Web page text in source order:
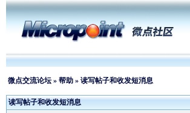
微点交流论坛 » 帮助 » 读写帖子和收发短消息
读写帖子和收发短消息